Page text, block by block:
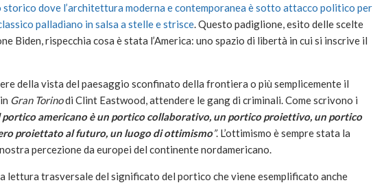
storico dove l’architettura moderna e contemporanea è sotto attacco politico per
palladiano in salsa a stelle e strisce. Questo padiglione, esito delle scelte
Biden, rispecchia cosa è stata l’America: uno spazio di libertà in cui si inscrive il
della vista del paesaggio sconfinato della frontiera o più semplicemente il
Gran Torinodi Clint Eastwood, attendere le gang di criminali. Come scrivono i
portico americano è un portico collaborativo, un portico proiettivo, un portico
proiettato al futuro, un luogo di ottimismo”. L’ottimismo è sempre stata la
percezione da europei del continente nordamericano.
lettura trasversale del significato del portico che viene esemplificato anche